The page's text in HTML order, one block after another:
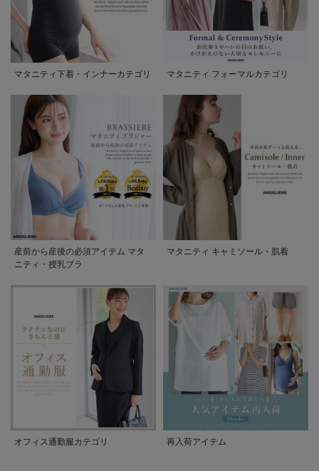
マタニティ下着・インナーカテゴリ マタニティ フォーマルカテゴリ
産前から産後の必須アイテム マタ
ニティ・授乳ブラ
マタニティ キャミソール・肌着
オフィス通勤服カテゴリ 再入荷アイテム